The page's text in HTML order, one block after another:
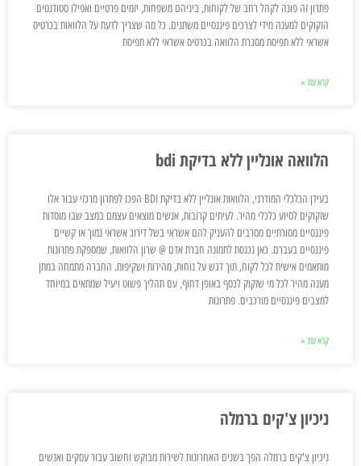
פתרון זה פונה לקהל רחב של לקוחות, ביניהם משפחות, יזמים פרטיים ואפילו סטודנטים
הזקוקים למענה מידי לצרכים פיננסיים משתנים. כל מה שצריך לדעת על הלוואות בכרטיס
אשראי ללא תפיסת מסגרת הלוואה בכרטיס אשראי ללא תפיסת
קרא עוד »
הלוואה אונליין ללא בדיקת bdi
בעידן הכלכלי המודרני, הלוואות אונליין ללא בדיקת BDI הפכו לפתרון מרכזי עבור אלו
שזקוקים לסיוע כלכלי מהיר. לעיתים קרובות, אנשים מוצאים עצמם במצב שבו מוסדות
פיננסיים מסורתיים מסרבים להעניק להם אשראי בשל דירוג אשראי נמוך או קשיים
פיננסיים בעברם. כאן נכנסת לתמונה חברת אדם @ שרון הלוואות, שמספקת פתרונות
מותאמים אישית לכל לקוח, תוך דגש על נוחות, מהירות ושקיפות. החברה מתמחה במתן
מענה מהיר לכל מי שזקוק לכסף באופן דחוף, עם תהליך פשוט ויעיל שמתאים במיוחד
למצבים פיננסיים מורכבים. פתרונות
קרא עוד »
ניכיון צ'קים ברמלה
ניכיון צ'קים ברמלה הפך בשנים האחרונות לשירות מבוקש וחשוב עבור עסקים ואנשים